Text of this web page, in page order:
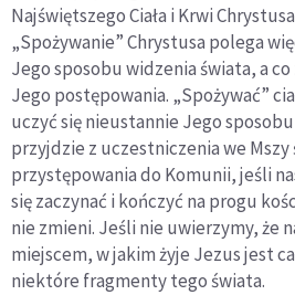
Najświętszego Ciała i Krwi Chrystusa
„Spożywanie” Chrystusa polega
Jego sposobu widzenia świata, a
Jego postępowania. „Spożywać”
uczyć się nieustannie Jego
przyjdzie z uczestniczenia we Mszy
przystępowania do Komunii, jeśli
się zaczynać i kończyć na progu
nie zmieni. Jeśli nie uwierzymy, że
miejscem, w jakim żyje Jezus jest
niektóre fragmenty tego świata.